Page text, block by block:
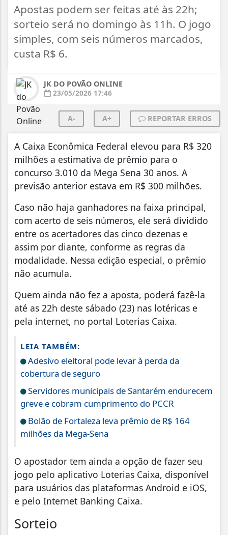
Apostas podem ser feitas até às 22h;
sorteio será no domingo às 11h. O jogo
simples, com seis números marcados,
custa R$ 6.
JK DO POVÃO ONLINE
23/05/2026 17:46
A- A+ REPORTAR ERROS
A Caixa Econômica Federal elevou para R$ 320
milhões a estimativa de prêmio para o
concurso 3.010 da Mega Sena 30 anos. A
previsão anterior estava em R$ 300 milhões.
Caso não haja ganhadores na faixa principal,
com acerto de seis números, ele será dividido
entre os acertadores das cinco dezenas e
assim por diante, conforme as regras da
modalidade. Nessa edição especial, o prêmio
não acumula.
Quem ainda não fez a aposta, poderá fazê-la
até as 22h deste sábado (23) nas lotéricas e
pela internet, no portal Loterias Caixa.
LEIA TAMBÉM:
Adesivo eleitoral pode levar à perda da
cobertura de seguro
Servidores municipais de Santarém endurecem
greve e cobram cumprimento do PCCR
Bolão de Fortaleza leva prêmio de R$ 164
milhões da Mega-Sena
O apostador tem ainda a opção de fazer seu
jogo pelo aplicativo Loterias Caixa, disponível
para usuários das plataformas Android e iOS,
e pelo Internet Banking Caixa.
Sorteio